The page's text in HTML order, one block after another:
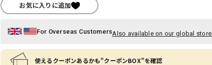
お気に入りに追加
For Overseas CustomersAlso available on our global store.
使えるクーポンあるかも"クーポンBOX"を確認